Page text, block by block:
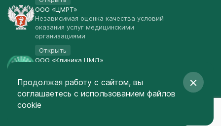
ООО «ЦМРТ»
Независимая оценка качества условий
оказания услуг медицинскими
организациями
Открыть
ООО «Клиника ЦМД»
Открыть
© Клиника ЦМД 2003-2026
Создание сайта
Продолжая работу с сайтом, вы
соглашаетесь с использованием файлов
cookie